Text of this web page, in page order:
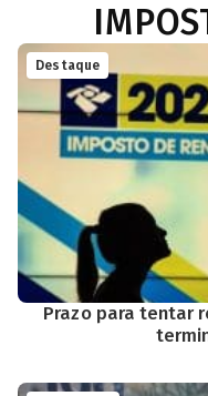
Destaque
Prazo para tentar